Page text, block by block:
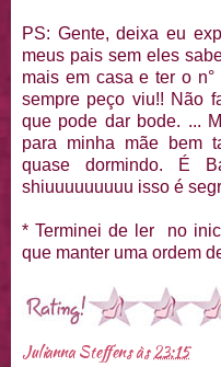
PS: Gente, deixa eu
meus pais sem eles
mais em casa e ter o
sempre peço viu!! Não
que pode dar bode. ...
para minha mãe bem
quase dormindo. É
shiuuuuuuuuu isso é
* Terminei de ler no
que manter uma ordem
Julianna Steffensàs23:15